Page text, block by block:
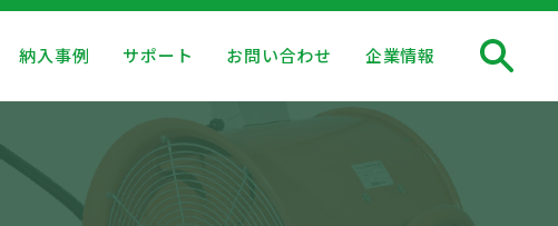
納入事例 サポート お問い合わせ 企業情報